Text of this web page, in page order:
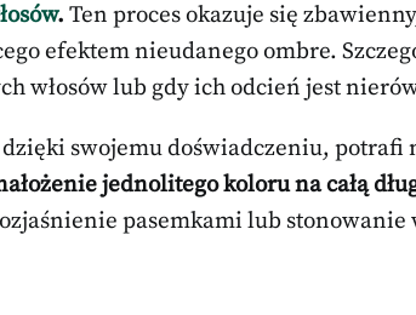
. Ten proces okazuje się
efektem nieudanego ombre.
włosów lub gdy ich odcień jest
swojemu doświadczeniu, potrafi
jednolitego koloru na całą
pasemkami lub stonowanie